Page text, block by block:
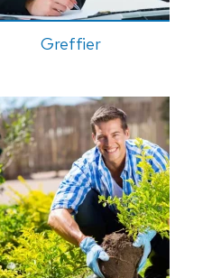
Greffier